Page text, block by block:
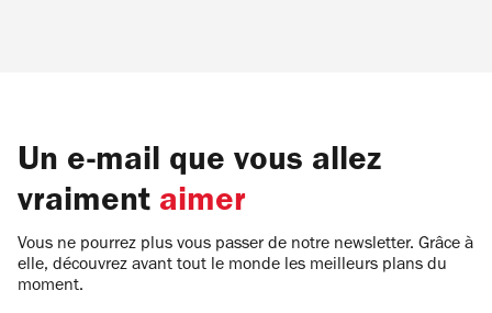
Un e-mail que vous allez
vraiment aimer
Vous ne pourrez plus vous passer de notre newsletter. Grâce à
elle, découvrez avant tout le monde les meilleurs plans du
moment.